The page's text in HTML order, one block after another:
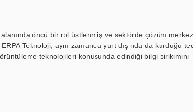
öncü bir rol üstlenmiş ve sektörde çözüm
Teknoloji, aynı zamanda yurt dışında da kurduğu
teknolojileri konusunda edindiği bilgi birikimini